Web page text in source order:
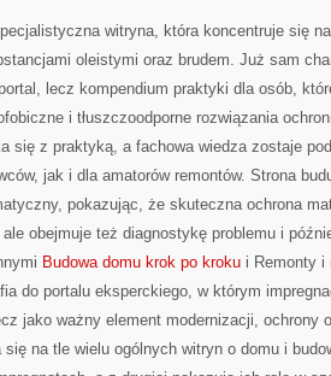
witryna, która koncentruje się na
oleistymi oraz brudem. Już sam
lecz kompendium praktyki dla osób,
i tłuszczoodporne rozwiązania
się z praktyką, a fachowa wiedza zostaje
jak i dla amatorów remontów. Strona
pokazując, że skuteczna ochrona
obejmuje też diagnostykę problemu i
Budowa domu krok po kroku i Remonty i
do portalu eksperckiego, w którym
jako ważny element modernizacji, ochrony
się na tle wielu ogólnych witryn o domu i